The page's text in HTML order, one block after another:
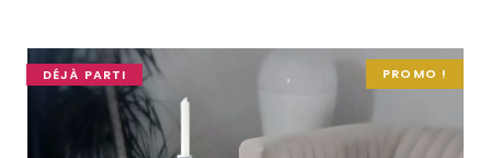
PROMO !
DÉJÀ PARTI